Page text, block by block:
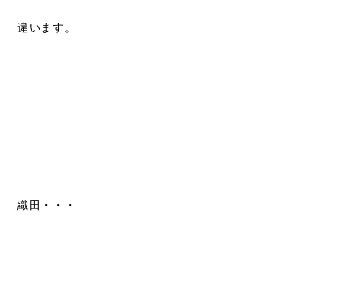
違います。
織田・・・